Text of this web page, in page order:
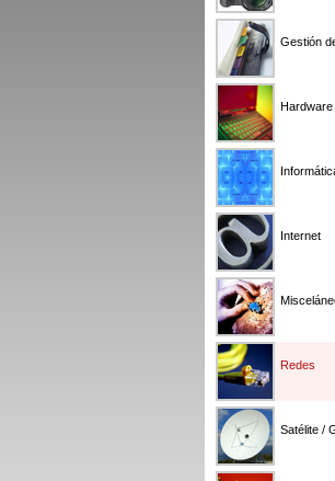
Gestión
Hardware
Internet
Redes
Satélite /